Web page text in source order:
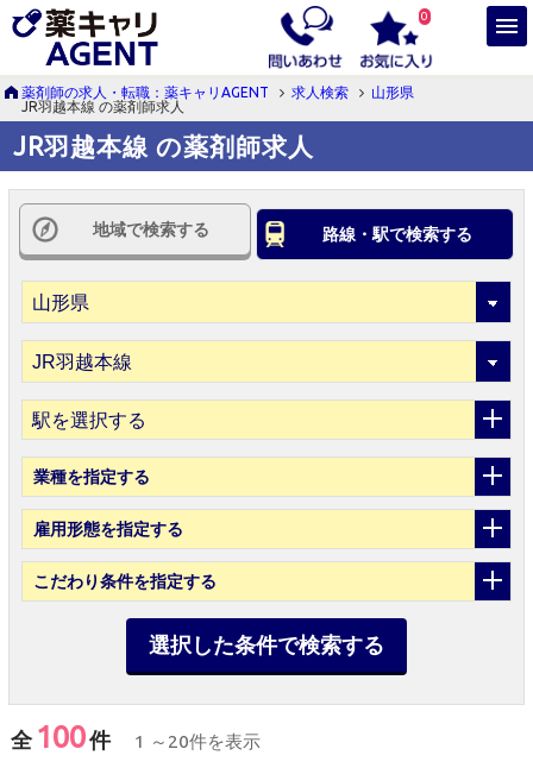
0
薬剤師の求人・転職：薬キャリAGENT 求人検索
山形県
JR羽越本線 の薬剤師求人
JR羽越本線 の薬剤師求人
地域で検索する 路線・駅で検索する
駅を選択する
業種を指定する
雇用形態を指定する
こだわり条件を指定する
選択した条件で検索する
全 100件 1 ～20件を表示